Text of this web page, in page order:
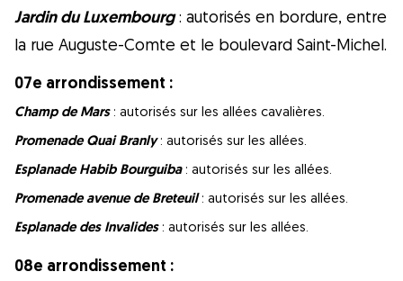
Jardin du Luxembourg: autorisés en bordure, entre
la rue Auguste-Comte et le boulevard Saint-Michel.
07e arrondissement :
Champ de Mars: autorisés sur les allées cavalières.
Promenade Quai Branly : autorisés sur les allées.
Esplanade Habib Bourguiba: autorisés sur les allées.
Promenade avenue de Breteuil: autorisés sur les allées.
Esplanade des Invalides: autorisés sur les allées.
08e arrondissement :